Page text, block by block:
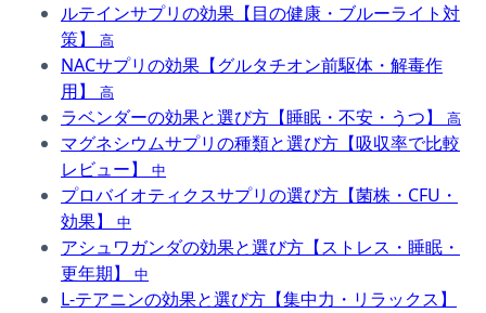
ルテインサプリの効果【目の健康・ブルーライト対
策】
高
NACサプリの効果【グルタチオン前駆体・解毒作
用】
高
ラベンダーの効果と選び方【睡眠・不安・うつ】 高
マグネシウムサプリの種類と選び方【吸収率で比較
レビュー】
中
プロバイオティクスサプリの選び方【菌株・CFU・
効果】
中
アシュワガンダの効果と選び方【ストレス・睡眠・
更年期】
中
L-テアニンの効果と選び方【集中力・リラックス】